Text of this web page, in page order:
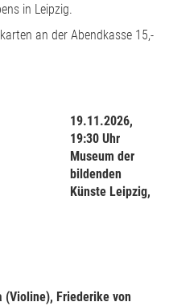
in Leipzig.
an der Abendkasse 15,-
19.11.2026,
19:30 Uhr
Museum der
bildenden
Künste Leipzig,
(Violine), Friederike von